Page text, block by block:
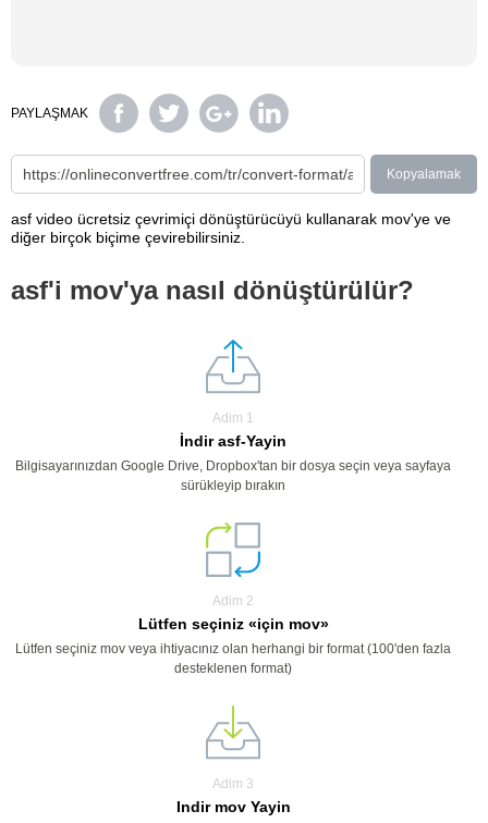
PAYLAŞMAK
Kopyalamak
asf video ücretsiz çevrimiçi dönüştürücüyü kullanarak mov'ye ve
diğer birçok biçime çevirebilirsiniz.
asf'i mov'ya nasıl dönüştürülür?
Adim 1
İndir asf-Yayin
Bilgisayarınızdan Google Drive, Dropbox'tan bir dosya seçin veya sayfaya
sürükleyip bırakın
Adim 2
Lütfen seçiniz «için mov»
Lütfen seçiniz mov veya ihtiyacınız olan herhangi bir format (100'den fazla
desteklenen format)
Adim 3
Indir mov Yayin